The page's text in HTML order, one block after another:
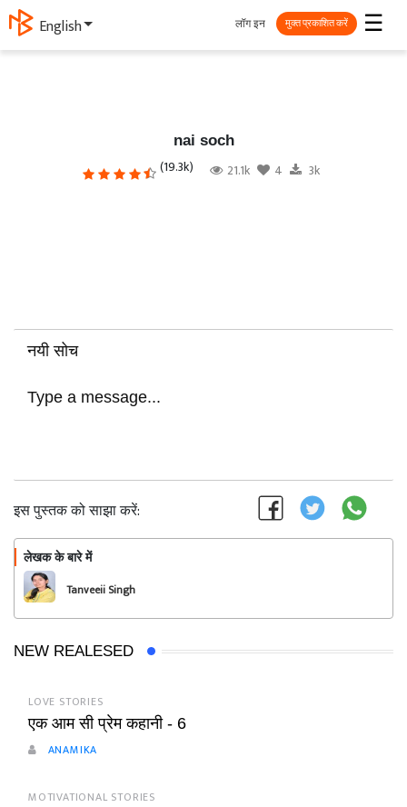
English ☰
लॉग इन मुक्त प्रकाशित करें
nai soch
(19.3k) 21.1k 4 3k
नयी सोच
Type a message...
इस पुस्तक को साझा करें:
लेखक के बारे में
Tanveeii Singh
NEW REALESED
LOVE STORIES
एक आम सी प्रेम कहानी - 6
ANAMIKA
MOTIVATIONAL STORIES